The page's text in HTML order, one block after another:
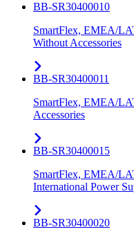
BB-SR30400010
SmartFlex, EMEA/
Without Accessories
BB-SR30400011
SmartFlex, EMEA/
Accessories
BB-SR30400015
SmartFlex, EMEA/
International Power
BB-SR30400020